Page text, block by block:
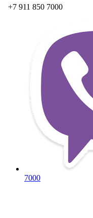
+7 911 850 7000
7000